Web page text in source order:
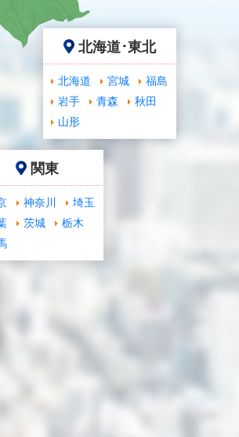
関東
神奈川
埼玉
茨城
栃木
北海道･東北
北海道 宮城
福島
岩手
青森
秋田
山形